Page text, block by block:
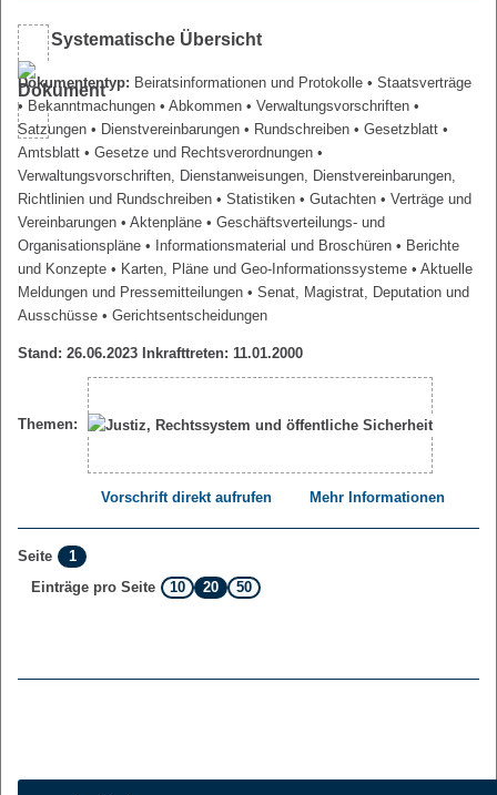
Systematische Übersicht
Dokumententyp: Beiratsinformationen und Protokolle • Staatsverträge
• Bekanntmachungen • Abkommen • Verwaltungsvorschriften •
Satzungen • Dienstvereinbarungen • Rundschreiben • Gesetzblatt •
Amtsblatt • Gesetze und Rechtsverordnungen •
Verwaltungsvorschriften, Dienstanweisungen, Dienstvereinbarungen,
Richtlinien und Rundschreiben • Statistiken • Gutachten • Verträge und
Vereinbarungen • Aktenpläne • Geschäftsverteilungs- und
Organisationspläne • Informationsmaterial und Broschüren • Berichte
und Konzepte • Karten, Pläne und Geo-Informationssysteme • Aktuelle
Meldungen und Pressemitteilungen • Senat, Magistrat, Deputation und
Ausschüsse • Gerichtsentscheidungen
Stand: 26.06.2023 Inkrafttreten: 11.01.2000
Themen:
Vorschrift direkt aufrufen Mehr Informationen
Seite
1
Einträge pro Seite
10 20 50